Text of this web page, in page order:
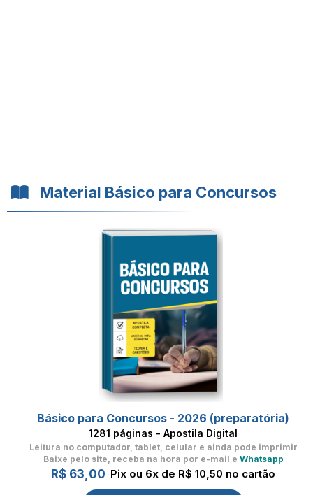
Material Básico para Concursos
Básico para Concursos - 2026 (preparatória)
1281 páginas - Apostila Digital
Leitura no computador, tablet, celular e ainda pode imprimir
Baixe pelo site, receba na hora por e-mail e Whatsapp
R$ 63,00 Pix ou 6x de R$ 10,50 no cartão